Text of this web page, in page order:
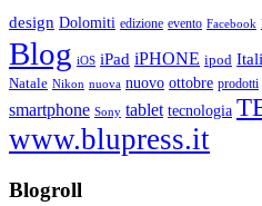
design Dolomiti edizione evento Facebook
Blog iOS iPad iPHONE ipod
Natale Nikon nuova nuovo ottobre prodotti
smartphone Sony tablet tecnologia
www.blupress.it
Blogroll